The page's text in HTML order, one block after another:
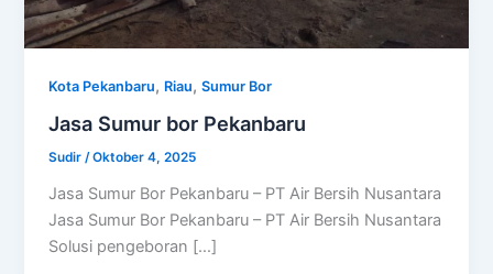
Kota Pekanbaru, Riau,Sumur Bor
Jasa Sumur bor Pekanbaru
Sudir/Oktober 4, 2025
Jasa Sumur Bor Pekanbaru – PT Air Bersih Nusantara
Jasa Sumur Bor Pekanbaru – PT Air Bersih Nusantara
Solusi pengeboran […]